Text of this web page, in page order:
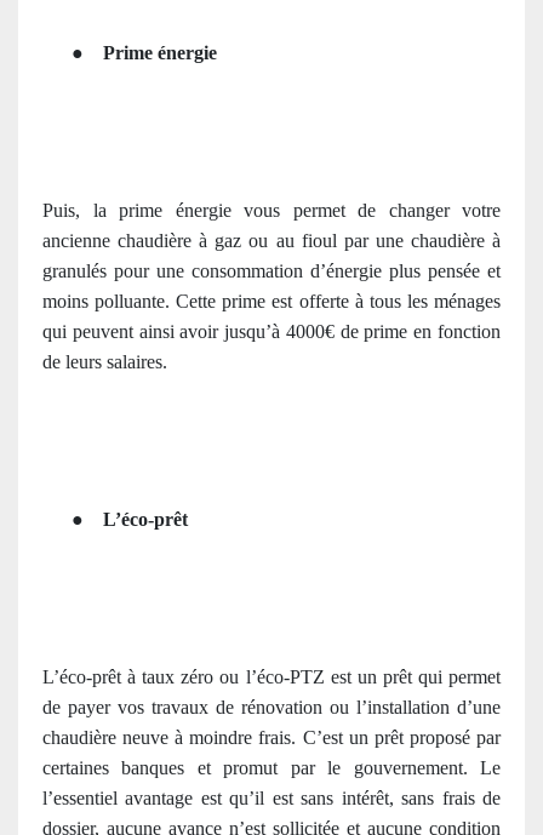
● Prime énergie
Puis, la prime énergie vous permet de changer votre
ancienne chaudière à gaz ou au fioul par une chaudière à
granulés pour une consommation d’énergie plus pensée et
moins polluante. Cette prime est offerte à tous les ménages
qui peuvent ainsi avoir jusqu’à 4000€ de prime en fonction
de leurs salaires.
● L’éco-prêt
L’éco-prêt à taux zéro ou l’éco-PTZ est un prêt qui permet
de payer vos travaux de rénovation ou l’installation d’une
chaudière neuve à moindre frais. C’est un prêt proposé par
certaines banques et promut par le gouvernement. Le
l’essentiel avantage est qu’il est sans intérêt, sans frais de
dossier, aucune avance n’est sollicitée et aucune condition